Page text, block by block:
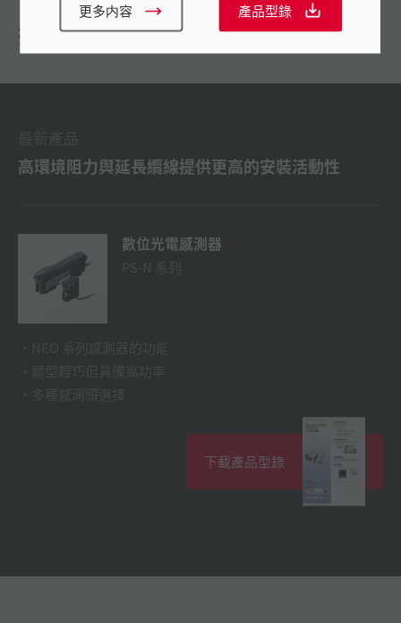
推薦
高環境阻力與延長纜線提供更高的安裝活動性
數位光電感測器
下載產品型錄
更多内容 產品型錄